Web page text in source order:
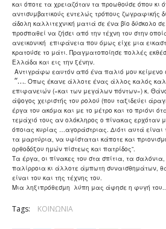
και όποτε τα χρειαζόταν τα προωθούσε όπου κι
αντισυμβατικούς εντελώς τρόπους ζωγραφικής
άδολη καλλιτεχνική ματιά σε ένα βίο δύσκολο
προσπαθεί να ζήσει από την τέχνη του στην
ανεικονική επιφάνεια που όμως είχε μια
κρατούσε το μάτι. Πραγματοποίησε πολλές
Ελλάδα και εις την ξένην.
Αντιγράφω εαυτόν από ένα παλιό μου κείμενο
“…. Οπως έκανε άλλοτε ένας άλλος καλός
επιφανειών («και των μεγάλων πόντων») κ.
άψογος χειριστής του ρολού (που ταξιδεύει
έργα του ακόμα και με το μέτρο και το πριόνι
τεμάχιό τους αν ολόκληρος ο πίνακας ερχόταν
όποιας κυρίας …αγοράστριας. Διότι αυτά
τα μαρτύρια, να υφίσταται κάποτε και
ορθοδόξου ημών πίστεως και πατρίδος”.
Τα έργα, οι πίνακες του στα σπίτια, τα
παλίρροια κι άλλοτε άμπωτη συναισθημάτων,
είναι του και της τέχνης του.
Μια ληξιπρόθεσμη λύπη μας άφησε η φυγή
Tags: ΚΟΙΝΩΝΙΑ